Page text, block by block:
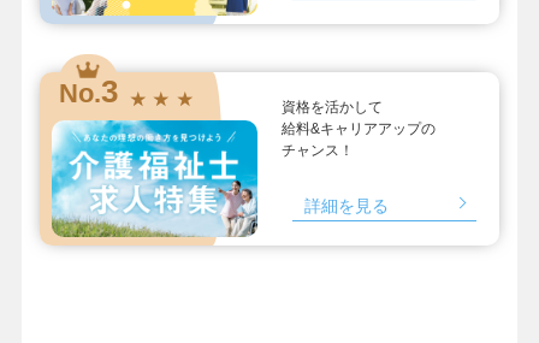
No.3 ★ ★ ★
資格を活かして
給料&キャリアアップの
チャンス！
詳細を見る